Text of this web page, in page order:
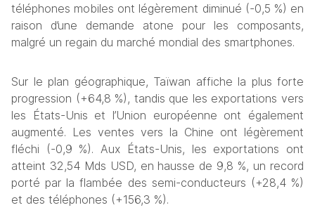
téléphones mobiles ont légèrement diminué (-0,5 %) en
raison d’une demande atone pour les composants,
malgré un regain du marché mondial des smartphones.
Sur le plan géographique, Taïwan affiche la plus forte
progression (+64,8 %), tandis que les exportations vers
les États-Unis et l’Union européenne ont également
augmenté. Les ventes vers la Chine ont légèrement
fléchi (-0,9 %). Aux États-Unis, les exportations ont
atteint 32,54 Mds USD, en hausse de 9,8 %, un record
porté par la flambée des semi-conducteurs (+28,4 %)
et des téléphones (+156,3 %).